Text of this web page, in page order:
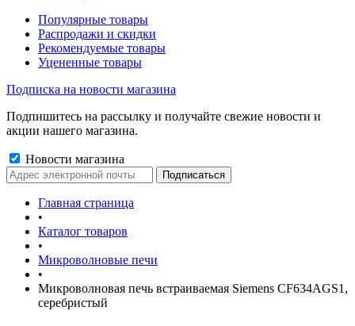
Популярные товары
Распродажи и скидки
Рекомендуемые товары
Уцененные товары
Подписка на новости магазина
Подпишитесь на рассылку и получайте свежие новости и
акции нашего магазина.
Новости магазина
Главная страница
•
Каталог товаров
•
Микроволновые печи
•
Микроволновая печь встраиваемая Siemens CF634AGS1,
серебристый